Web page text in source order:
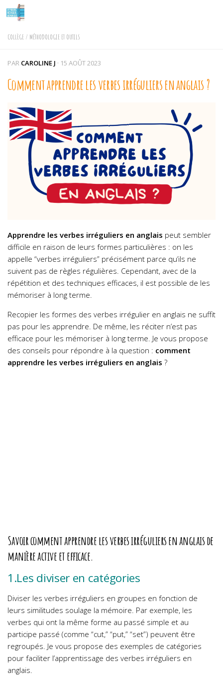
Skip to content
COLLÈGE / MÉTHODOLOGIE ET OUTILS
PAR CAROLINE J · 15 AOÛT 2023
Comment apprendre les verbes irréguliers en anglais ?
Apprendre les verbes irréguliers en anglais peut sembler
difficile en raison de leurs formes particulières : on les
appelle “verbes irréguliers” précisément parce qu’ils ne
suivent pas de règles régulières. Cependant, avec de la
répétition et des techniques efficaces, il est possible de les
mémoriser à long terme.
Recopier les formes des verbes irrégulier en anglais ne suffit
pas pour les apprendre. De même, les réciter n’est pas
efficace pour les mémoriser à long terme. Je vous propose
des conseils pour répondre à la question : comment
apprendre les verbes irréguliers en anglais ?
Savoir comment apprendre les verbes irréguliers en anglais de
manière active et efficace.
1.Les diviser en catégories
Diviser les verbes irréguliers en groupes en fonction de
leurs similitudes soulage la mémoire. Par exemple, les
verbes qui ont la même forme au passé simple et au
participe passé (comme “cut,” “put,” “set”) peuvent être
regroupés. Je vous propose des exemples de catégories
pour faciliter l’apprentissage des verbes irréguliers en
anglais.